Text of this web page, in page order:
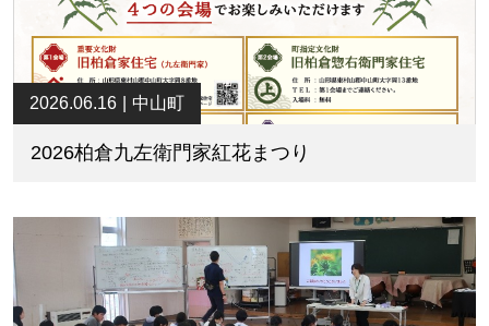
2026.06.16 中山町
2026柏倉九左衛門家紅花まつり